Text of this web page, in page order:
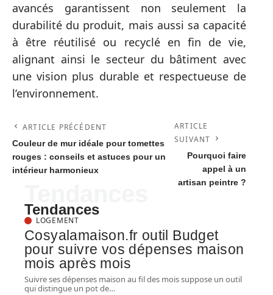
avancés garantissent non seulement la
durabilité du produit, mais aussi sa capacité
à être réutilisé ou recyclé en fin de vie,
alignant ainsi le secteur du bâtiment avec
une vision plus durable et respectueuse de
l’environnement.
ARTICLE PRÉCÉDENT
Couleur de mur idéale pour tomettes
rouges : conseils et astuces pour un
intérieur harmonieux
ARTICLE
SUIVANT
Pourquoi faire
appel à un
artisan peintre ?
Tendances
LOGEMENT
Cosyalamaison.fr outil Budget
pour suivre vos dépenses maison
mois après mois
Suivre ses dépenses maison au fil des mois suppose un outil
qui distingue un pot de…